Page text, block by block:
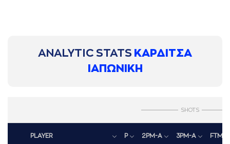
ANALYTIC STATS ΚΑΡΔΙΤΣΑ
ΙΑΠΩΝΙΚΗ
SHOTS
PLAYER P 2PM-A 3PM-A FTM-A